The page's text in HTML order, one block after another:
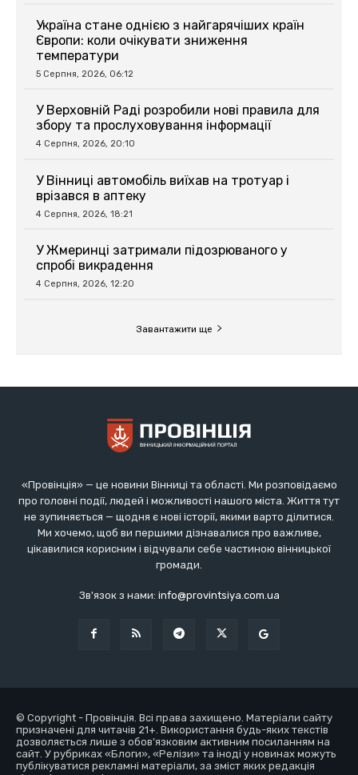
Україна стане однією з найгарячіших країн
Європи: коли очікувати зниження
температури
5 Серпня, 2026, 06:12
У Верховній Раді розробили нові правила для
збору та прослуховування інформації
4 Серпня, 2026, 20:10
У Вінниці автомобіль виїхав на тротуар і
врізався в аптеку
4 Серпня, 2026, 18:21
У Жмеринці затримали підозрюваного у
спробі викрадення
4 Серпня, 2026, 12:20
Завантажити ще
«Провінція» — це новини Вінниці та області. Ми розповідаємо
про головні події, людей і можливості нашого міста. Життя тут
не зупиняється — щодня є нові історії, якими варто ділитися.
Ми хочемо, щоб ви першими дізнавалися про важливе,
цікавилися корисним і відчували себе частиною вінницької
громади.
Зв'язок з нами: info@provintsiya.com.ua
© Copyright - Провінція. Всі права захищено. Матеріали сайту
призначені для читачів 21+. Використання будь-яких текстів
дозволяється лише з обов’язковим активним посиланням на
сайт. У рубриках «Блоги», «Релізи» та іноді у новинах можуть
публікуватися рекламні матеріали, за зміст яких редакція